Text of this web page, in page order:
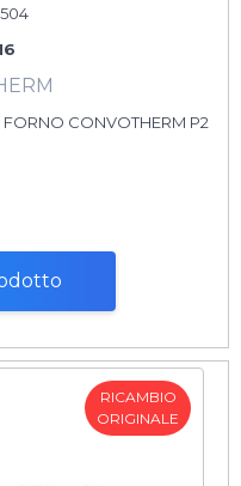
FORNO CONVOTHERM P2
RICAMBIO
ORIGINALE